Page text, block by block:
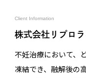
Client Information
株式会社リプロラ
不妊治療において、
凍結でき、融解後の